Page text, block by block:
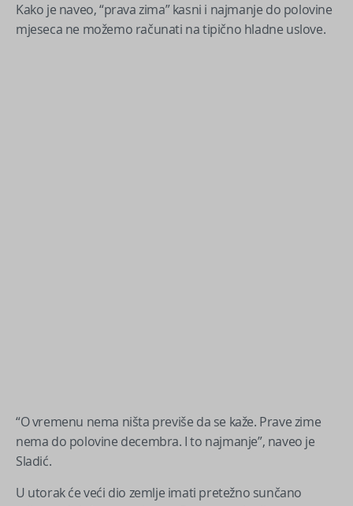
Kako je naveo, “prava zima” kasni i najmanje do polovine
mjeseca ne možemo računati na tipično hladne uslove.
“O vremenu nema ništa previše da se kaže. Prave zime
nema do polovine decembra. I to najmanje”, naveo je
Sladić.
U utorak će veći dio zemlje imati pretežno sunčano